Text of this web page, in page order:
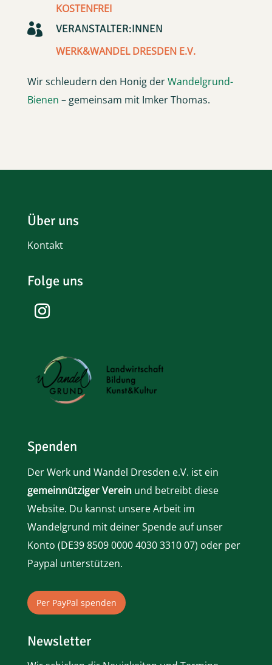
KOSTENFREI

VERANSTALTER:INNEN
WERK&WANDEL DRESDEN E.V.
Wir schleudern den Honig derWandelgrund-
Bienen – gemeinsam mit Imker Thomas.
Über uns
Kontakt
Folge uns
Spenden
Der Werk und Wandel Dresden e.V. ist ein
gemeinnütziger Vereinund betreibt diese
Website. Du kannst unsere Arbeit im
Wandelgrund mit deiner Spende auf unser
Konto (DE39 8509 0000 4030 3310 07) oder per
Paypal unterstützen.
Per PayPal spenden
Newsletter